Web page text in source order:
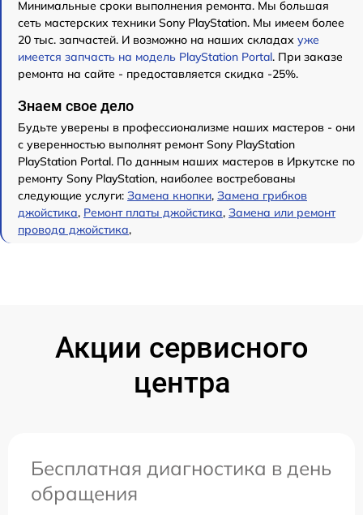
Минимальные сроки выполнения ремонта. Мы большая
сеть мастерских техники Sony PlayStation. Мы имеем более
20 тыс. запчастей. И возможно на наших складах уже
имеется запчасть на модель PlayStation Portal. При заказе
ремонта на сайте - предоставляется скидка -25%.
Знаем свое дело
Будьте уверены в профессионализме наших мастеров - они
с уверенностью выполнят ремонт Sony PlayStation
PlayStation Portal. По данным наших мастеров в Иркутске по
ремонту Sony PlayStation, наиболее востребованы
следующие услуги: Замена кнопки, Замена грибков
джойстика, Ремонт платы джойстика, Замена или ремонт
провода джойстика,
Акции сервисного
центра
Бесплатная диагностика в день
обращения